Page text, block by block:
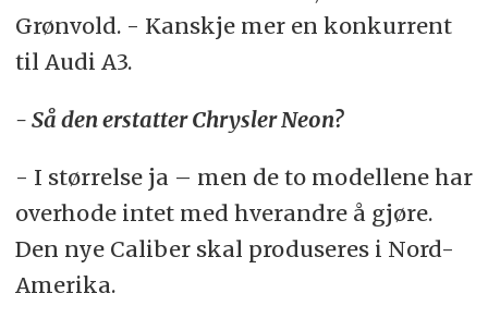
Grønvold. - Kanskje mer en konkurrent
til Audi A3.
- Så den erstatter Chrysler Neon?
- I størrelse ja – men de to modellene har
overhode intet med hverandre å gjøre.
Den nye Caliber skal produseres i Nord-
Amerika.